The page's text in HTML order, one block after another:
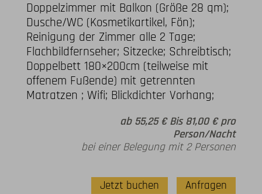
Doppelzimmer mit Balkon (Größe 28 qm);
Dusche/WC (Kosmetikartikel, Fön);
Reinigung der Zimmer alle 2 Tage;
Flachbildfernseher; Sitzecke; Schreibtisch;
Doppelbett 180×200cm (teilweise mit
offenem Fußende) mit getrennten
Matratzen ; Wifi; Blickdichter Vorhang;
ab 55,25 € Bis 81,00 € pro
Person/Nacht
bei einer Belegung mit 2 Personen
Jetzt buchen Anfragen